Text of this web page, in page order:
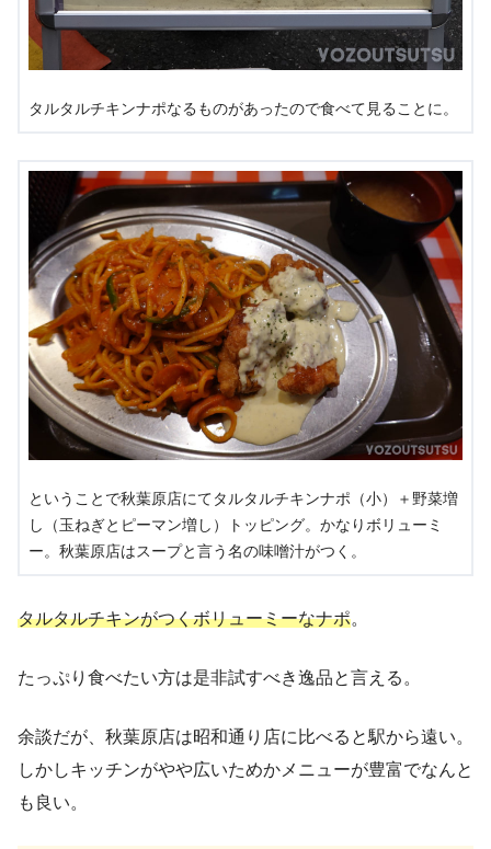
タルタルチキンナポなるものがあったので食べて見ることに。
ということで秋葉原店にてタルタルチキンナポ（小）＋野菜増
し（玉ねぎとピーマン増し）トッピング。かなりボリューミ
ー。秋葉原店はスープと言う名の味噌汁がつく。
タルタルチキンがつくボリューミーなナポ。
たっぷり食べたい方は是非試すべき逸品と言える。
余談だが、秋葉原店は昭和通り店に比べると駅から遠い。
しかしキッチンがやや広いためかメニューが豊富でなんと
も良い。